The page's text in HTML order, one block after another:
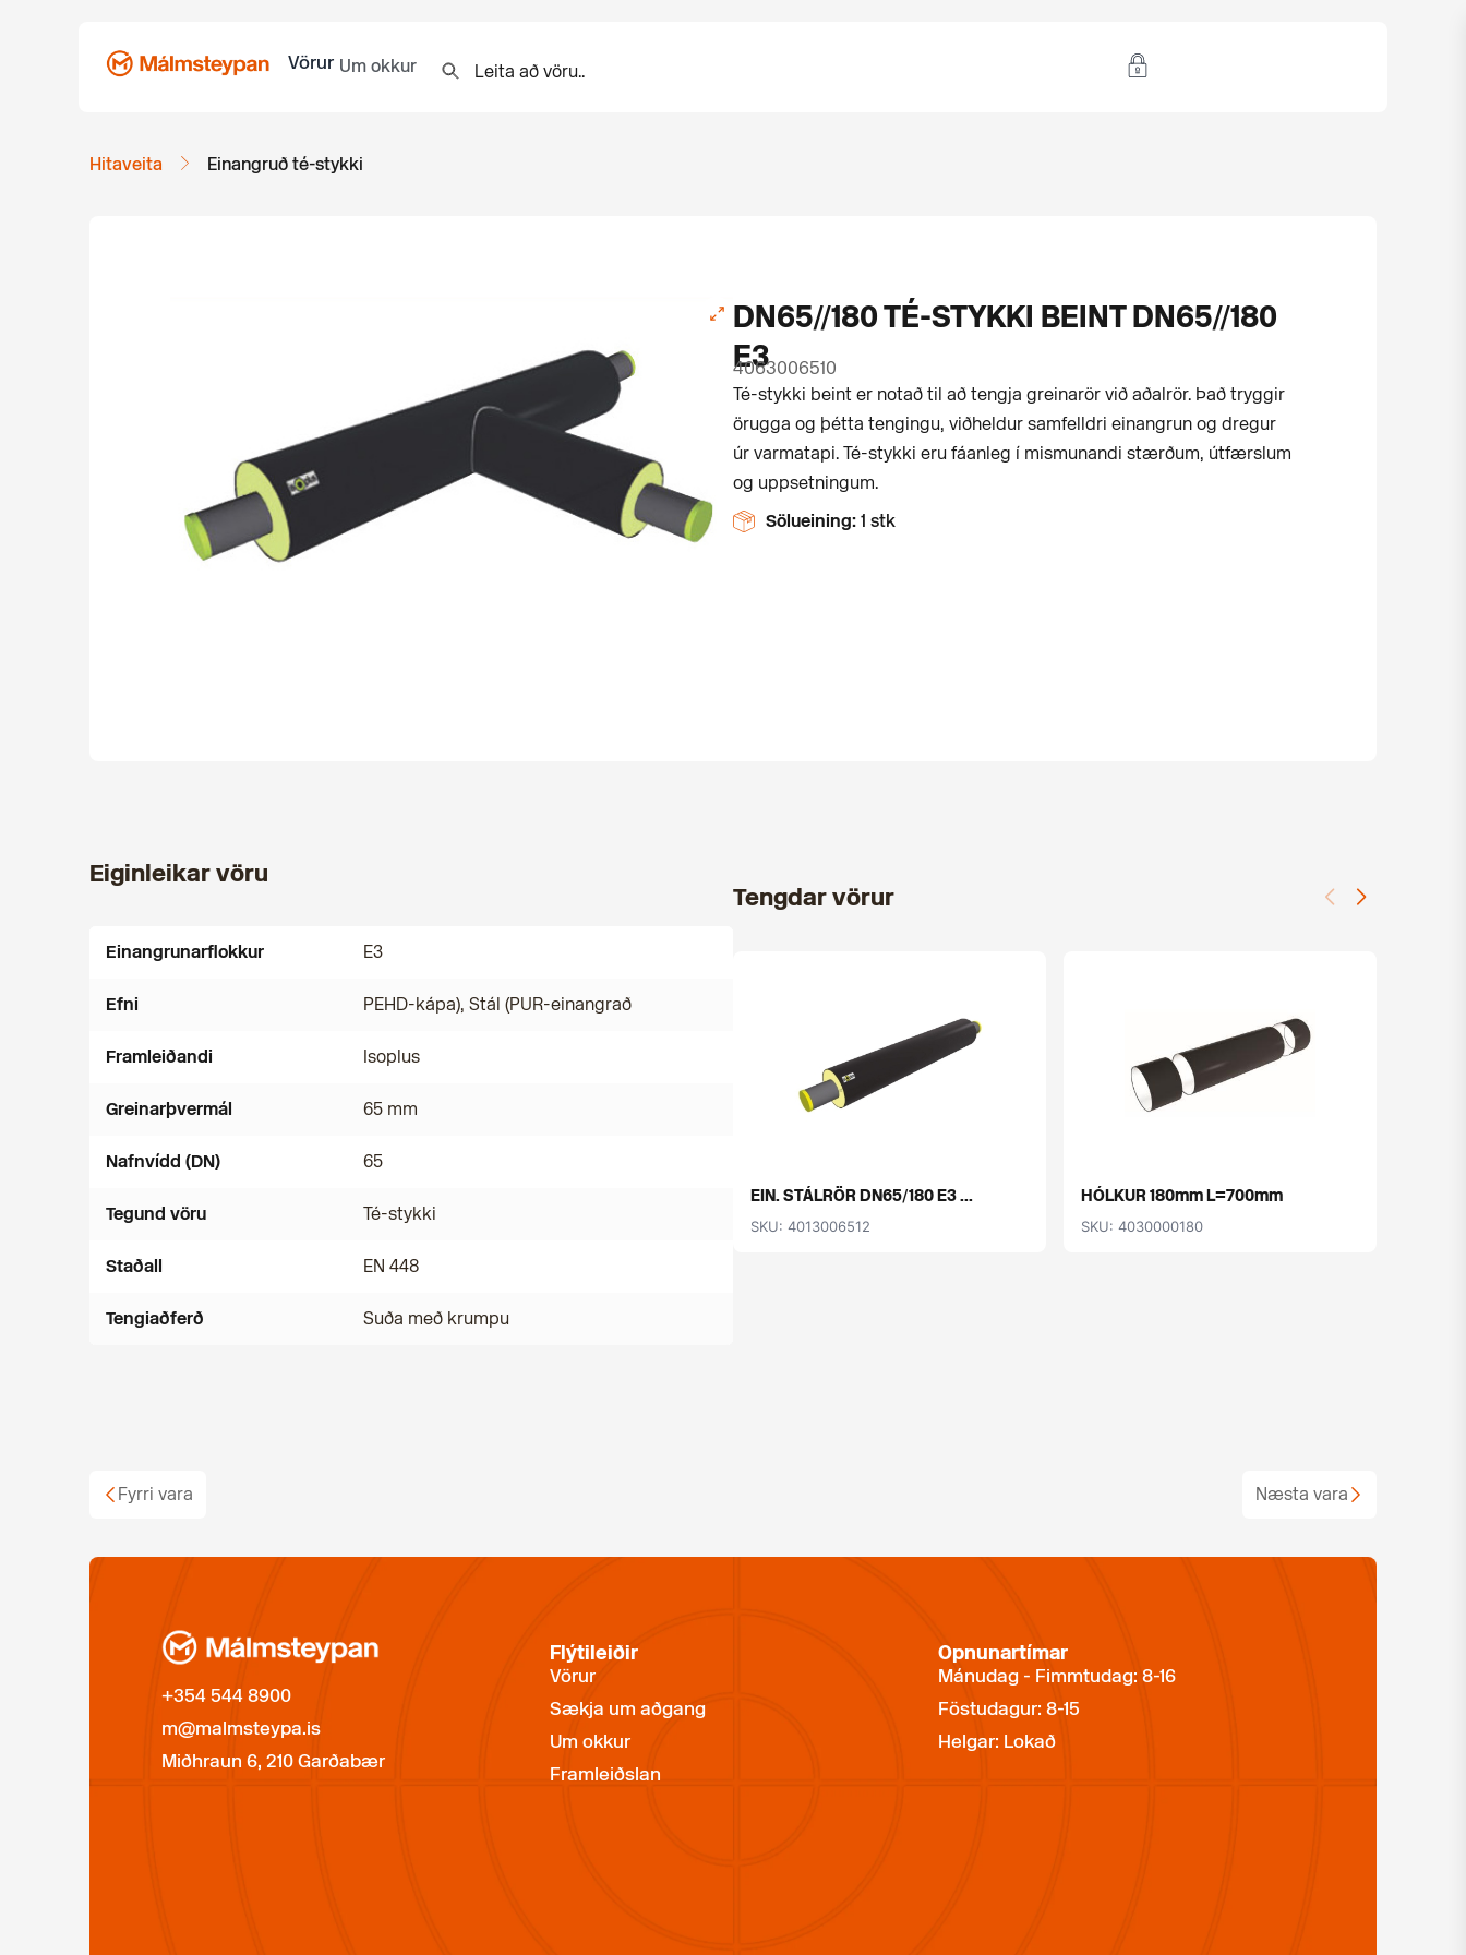
Vörur Um okkur
Hitaveita Einangruð té-stykki
DN65//180 TÉ-STYKKI BEINT DN65//180
E3
4063006510
Té-stykki beint er notað til að tengja greinarör við aðalrör. Það tryggir
örugga og þétta tengingu, viðheldur samfelldri einangrun og dregur
úr varmatapi. Té-stykki eru fáanleg í mismunandi stærðum, útfærslum
og uppsetningum.
Sölueining: 1 stk
Eiginleikar vöru
Einangrunarflokkur E3
Efni PEHD-kápa), Stál (PUR-einangrað
Framleiðandi Isoplus
Greinarþvermál 65 mm
Nafnvídd (DN) 65
Tegund vöru Té-stykki
Staðall EN 448
Tengiaðferð Suða með krumpu
Tengdar vörur
EIN. STÁLRÖR DN65/180 E3 ...
SKU: 4013006512
HÓLKUR 180mm L=700mm
SKU: 4030000180
Fyrri vara Næsta vara
+354 544 8900
m@malmsteypa.is
Miðhraun 6, 210 Garðabær
Flýtileiðir
Vörur
Sækja um aðgang
Um okkur
Framleiðslan
Opnunartímar
Mánudag - Fimmtudag: 8-16
Föstudagur: 8-15
Helgar: Lokað